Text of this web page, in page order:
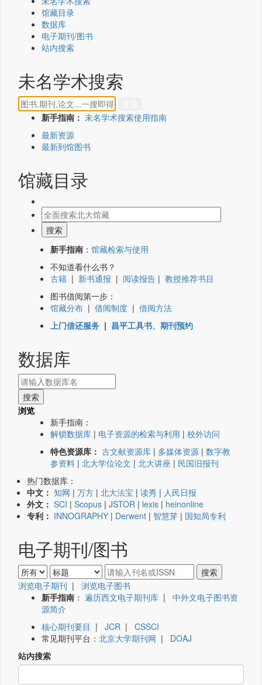
馆藏目录
数据库
电子期刊/图书
站内搜索
未名学术搜索
新手指南： 未名学术搜索使用指南
最新资源
最新到馆图书
馆藏目录
新手指南 ： 馆藏检索与使用
不知道看什么书？
古籍 | 新书通报 | 阅读报告 | 教授推荐书目
图书借阅第一步：
馆藏分布 | 借阅制度 | 借阅方法
上门借还服务 | 昌平工具书、期刊预约
数据库
浏览
新手指南：
解锁数据库 | 电子资源的检索与利用 | 校外访问
特色资源库： 古文献资源库 | 多媒体资源 | 数字教
参资料 | 北大学位论文 | 北大讲座 | 民国旧报刊
热门数据库：
中文： 知网 | 万方 | 北大法宝 | 读秀 | 人民日报
外文： SCI | Scopus | JSTOR | lexis | heinonline
专利： INNOGRAPHY | Derwent | 智慧芽 | 国知局专利
电子期刊/图书
浏览电子期刊 | 浏览电子图书
新手指南 ： 遍历西文电子期刊库 | 中外文电子图书资
源简介
核心期刊要目 | JCR | CSSCI
常见期刊平台： 北京大学期刊网 | DOAJ
站内搜索